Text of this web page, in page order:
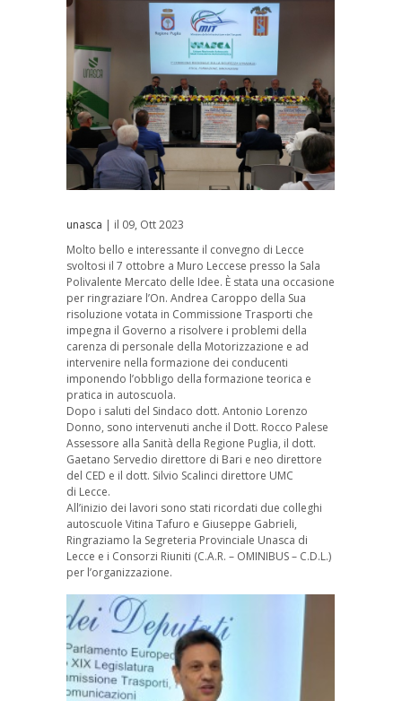
unasca | il 09, Ott 2023
Molto bello e interessante il convegno di Lecce
svoltosi il 7 ottobre a Muro Leccese presso la Sala
Polivalente Mercato delle Idee. È stata una occasione
per ringraziare l’On. Andrea Caroppo della Sua
risoluzione votata in Commissione Trasporti che
impegna il Governo a risolvere i problemi della
carenza di personale della Motorizzazione e ad
intervenire nella formazione dei conducenti
imponendo l’obbligo della formazione teorica e
pratica in autoscuola.
Dopo i saluti del Sindaco dott. Antonio Lorenzo
Donno, sono intervenuti anche il Dott. Rocco Palese
Assessore alla Sanità della Regione Puglia, il dott.
Gaetano Servedio direttore di Bari e neo direttore
del CED e il dott. Silvio Scalinci direttore UMC
di Lecce.
All’inizio dei lavori sono stati ricordati due colleghi
autoscuole Vitina Tafuro e Giuseppe Gabrieli,
Ringraziamo la Segreteria Provinciale Unasca di
Lecce e i Consorzi Riuniti (C.A.R. – OMINIBUS – C.D.L.)
per l’organizzazione.